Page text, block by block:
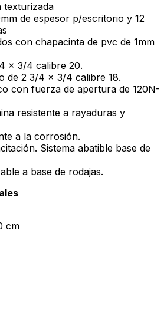
texturizada
de espesor p/escritorio y 12
con chapacinta de pvc de 1mm
x 3/4 calibre 20.
de 2 3/4 x 3/4 calibre 18.
con fuerza de apertura de 120N-
resistente a rayaduras y
a la corrosión.
Sistema abatible base de
a base de rodajas.
cm